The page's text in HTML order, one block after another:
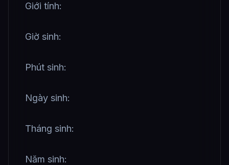
Giới tính:
Giờ sinh:
Phút sinh:
Ngày sinh:
Tháng sinh:
Năm sinh: